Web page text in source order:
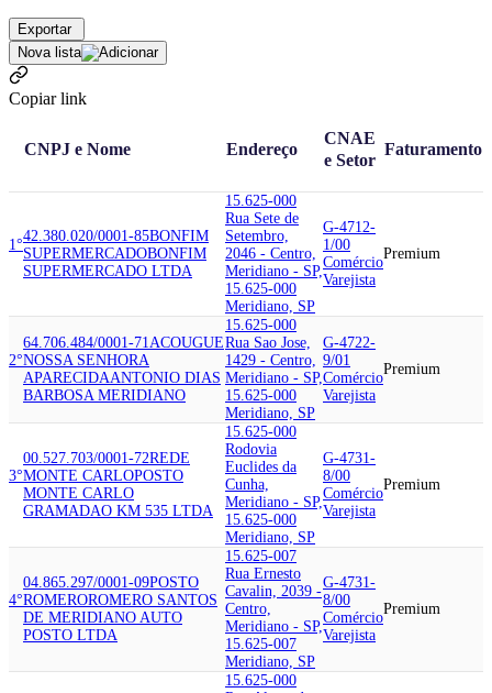
Exportar
Nova lista
Copiar link
CNPJ e Nome Endereço
CNAE
e Setor
Faturamento
1°
42.380.020/0001-85BONFIM
SUPERMERCADOBONFIM
SUPERMERCADO LTDA
15.625-000
Rua Sete de
Setembro,
2046 - Centro,
Meridiano - SP,
15.625-000
Meridiano, SP
G-4712-
1/00
Comércio
Varejista
Premium
2°
64.706.484/0001-71 ACOUGUE
NOSSA SENHORA
APARECIDAANTONIO DIAS
BARBOSA MERIDIANO
15.625-000
Rua Sao Jose,
1429 - Centro,
Meridiano - SP,
15.625-000
Meridiano, SP
G-4722-
9/01
Comércio
Varejista
Premium
3°
00.527.703/0001-72REDE
MONTE CARLOPOSTO
MONTE CARLO
GRAMADAO KM 535 LTDA
15.625-000
Rodovia
Euclides da
Cunha,
Meridiano - SP,
15.625-000
Meridiano, SP
G-4731-
8/00
Comércio
Varejista
Premium
4°
04.865.297/0001-09POSTO
ROMEROROMERO SANTOS
DE MERIDIANO AUTO
POSTO LTDA
15.625-007
Rua Ernesto
Cavalin, 2039 -
Centro,
Meridiano - SP,
15.625-007
Meridiano, SP
G-4731-
8/00
Comércio
Varejista
Premium
15.625-000